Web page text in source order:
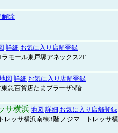
解除
詳細 お気に入り店舗登録
モール東戸塚アネックス2F
地図 詳細 お気に入り店舗登録
急百貨店たまプラーザ5階
サ横浜 地図 詳細 お気に入り店舗登録
レッサ横浜南棟3階 ノジマ トレッサ